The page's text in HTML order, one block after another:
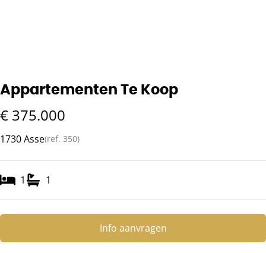
Appartementen Te Koop
€ 375.000
1730 Asse(ref. 350)
1 1
Info aanvragen